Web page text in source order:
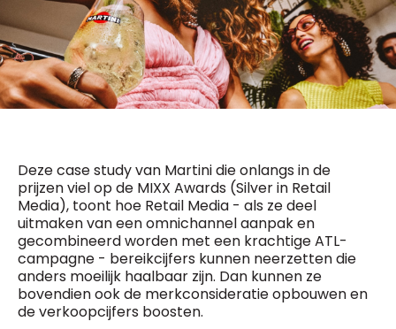
Deze case study van Martini die onlangs in de
prijzen viel op de MIXX Awards (Silver in Retail
Media), toont hoe Retail Media - als ze deel
uitmaken van een omnichannel aanpak en
gecombineerd worden met een krachtige ATL-
campagne - bereikcijfers kunnen neerzetten die
anders moeilijk haalbaar zijn. Dan kunnen ze
bovendien ook de merkconsideratie opbouwen en
de verkoopcijfers boosten.
Fred Bouchar
0498 88 64 89
f.bouchar@mm.be
Chief Editor
Griet Byl
Chief Editor
Damien Lemaire
0477 37 31 65
d.lemaire@mm.be
BEVESTIGEN
Daily
Freemium
access
1 x week
MM Tech
10 x year
MM Best of
Research
10 x year
MM Blue
4 x year
MM Magazine
(digital)
Vragen ?